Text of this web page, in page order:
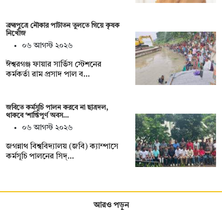
ব্রহ্মপুত্রে নৌকার পাটাতন তুলতে গিয়ে কৃষক
নিখোঁজ
০৬ আগস্ট ২০২৬
ঈশ্বরগঞ্জ ফায়ার সার্ভিস স্টেশনের
কর্মকর্তা রাম প্রসাদ পাল ব…
জবিতে কর্মসূচি পালন করবে না ছাত্রদল,
থাকবে ‘শান্তিপূর্ণ অবস…
০৬ আগস্ট ২০২৬
জগন্নাথ বিশ্ববিদ্যালয় (জবি) ক্যাম্পাসে
কর্মসূচি পালনের সিদ্…
আরও পড়ুন